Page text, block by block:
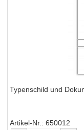
Typenschild und
Artikel-Nr.
650012